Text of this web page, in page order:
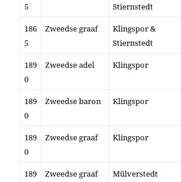
5
Stiernstedt
186
5
Zweedse graaf
Klingspor &
Stiernstedt
189
0
Zweedse adel Klingspor
189
0
Zweedse baron Klingspor
189
0
Zweedse graaf Klingspor
189
Zweedse graaf Mülverstedt